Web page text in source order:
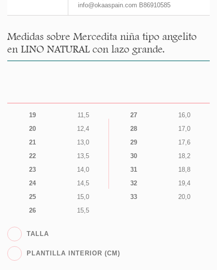
info@okaaspain.com B86910585
Medidas sobre Mercedita niña tipo angelito
en LINO NATURAL con lazo grande.
19
11,5
20
12,4
21
13,0
22
13,5
23
14,0
24
14,5
25
15,0
26
15,5
27
16,0
28
17,0
29
17,6
30
18,2
31
18,8
32
19,4
33
20,0
TALLA
PLANTILLA INTERIOR (CM)